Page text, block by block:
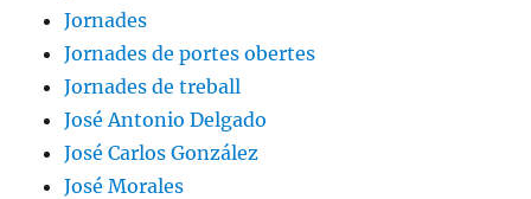
Jornades
Jornades de portes obertes
Jornades de treball
José Antonio Delgado
José Carlos González
José Morales